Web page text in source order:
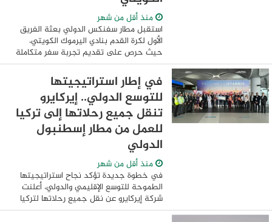
منذ أقل من شهر
استقبل مطار سفنكس الدولي بعثة الفريق
الأول لكرة القدم بنادي اليرموك الكويتي،
حيث حرص على تقديم تجربة سفر متكاملة
للبعثة منذ لحظة وصولها وحتى مغادرتها،
وذلك في ضوء توجيهات الطيار وائل النشار
رئيس ...
في إطار استراتيجيتها
للتوسع الدولي.. إيركايرو
تنقل جميع رحلاتها إلى تركيا
للعمل من مطار إسطنبول
الدولي
منذ أقل من شهر
في خطوة جديدة تؤكد نجاح استراتيجيتها
الطموحة للتوسع الإقليمي والدولي، أعلنت
شركة إيركايرو عن نقل جميع رحلاتها لتركيا
إلى مطار إسطنبول الدولي، في إطار خطتها